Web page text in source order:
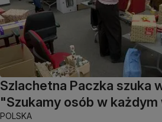
Szlachetna Paczka szuka
"Szukamy osób w
POLSKA